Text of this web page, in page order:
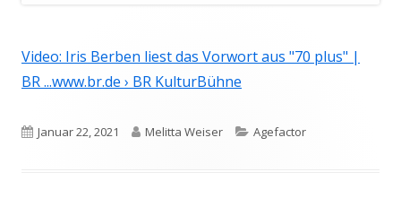
Video: Iris Berben liest das Vorwort aus "70 plus" |
BR ...www.br.de › BR KulturBühne
Veröffentlicht
Januar 22, 2021 Autor
Melitta Weiser Kategorien
Agefactor